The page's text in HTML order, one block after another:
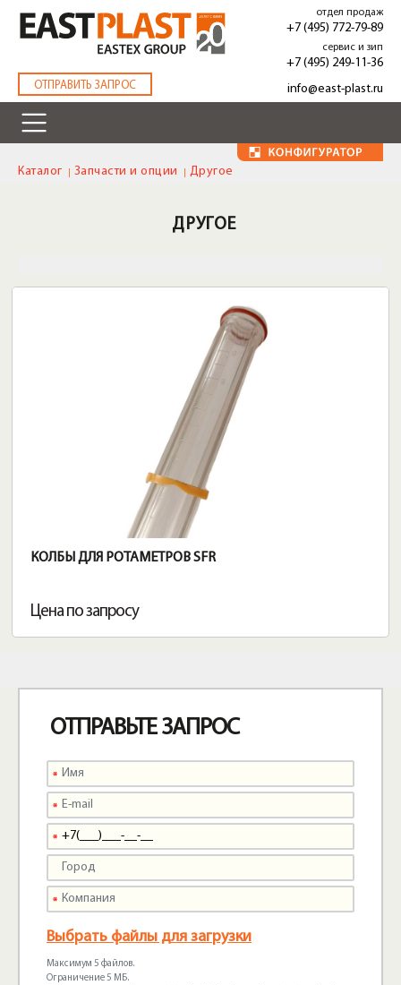
основному
содержанию
ОТПРАВИТЬ ЗАПРОС
отдел продаж
+7 (495) 772-79-89
сервис и зип
+7 (495) 249-11-36
info@east-plast.ru
Каталог Запчасти и опции Другое
ДРУГОЕ
КОЛБЫ ДЛЯ РОТАМЕТРОВ SFR
Цена по запросу
ОТПРАВЬТЕ ЗАПРОС
Выбрать файлы для загрузки
Максимум 5 файлов.
Ограничение 5 МБ.